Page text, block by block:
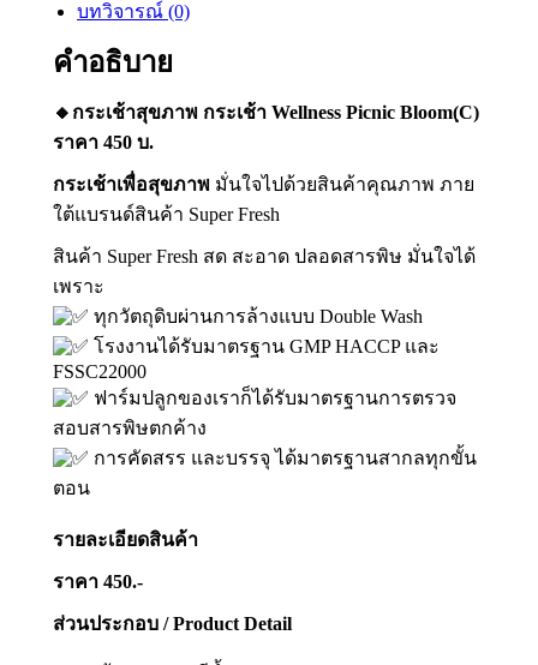
บทวิจารณ์ (0)
คำอธิบาย
🔸กระเช้าสุขภาพ กระเช้า Wellness Picnic Bloom(ฺC)
ราคา 450 บ.
กระเช้าเพื่อสุขภาพ มั่นใจไปด้วยสินค้าคุณภาพ ภาย
ใต้แบรนด์สินค้า Super Fresh
สินค้า Super Fresh สด สะอาด ปลอดสารพิษ มั่นใจได้
เพราะ
ทุกวัตถุดิบผ่านการล้างแบบ Double Wash
โรงงานได้รับมาตรฐาน GMP HACCP และ
FSSC22000
ฟาร์มปลูกของเราก็ได้รับมาตรฐานการตรวจ
สอบสารพิษตกค้าง
การคัดสรร และบรรจุ ได้มาตรฐานสากลทุกขั้น
ตอน
รายละเอียดสินค้า
ราคา 450.-
ส่วนประกอบ / Product Detail